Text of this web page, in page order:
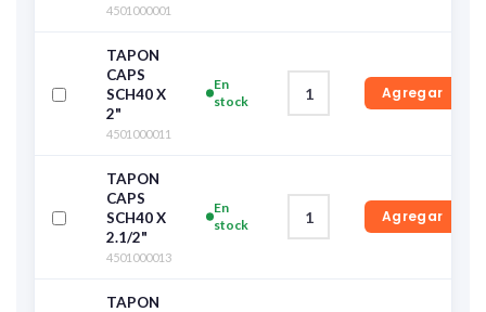
4501000001
TAPON
CAPS
SCH40 X
2"
4501000011
En
stock
Agregar
TAPON
CAPS
SCH40 X
2.1/2"
4501000013
En
stock
Agregar
TAPON